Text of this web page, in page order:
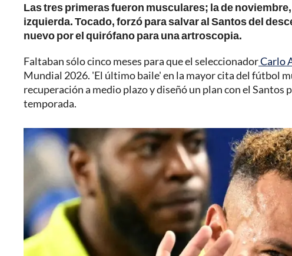
Las tres primeras fueron musculares; la de
izquierda. Tocado, forzó para salvar al Santos del
nuevo por el quirófano para una artroscopia.
Faltaban sólo cinco meses para que el seleccionadorCarlo
Mundial 2026. 'El último baile' en la mayor cita del fútbol
recuperación a medio plazo y diseñó un plan con el Santos
temporada.